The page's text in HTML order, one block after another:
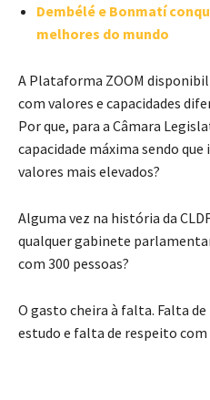
Dembélé e Bonmatí
melhores do mundo
A Plataforma ZOOM
com valores e capacidades
Por que, para a Câmara
capacidade máxima sendo
valores mais elevados?
Alguma vez na história da
qualquer gabinete
com 300 pessoas?
O gasto cheira à falta. Falta
estudo e falta de respeito